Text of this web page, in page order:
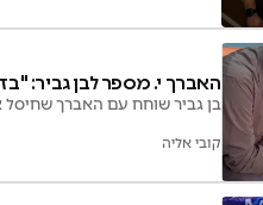
האברך י. מספר לבן גביר:
בן גביר שוחח עם האברך שחיסל
קובי אליה